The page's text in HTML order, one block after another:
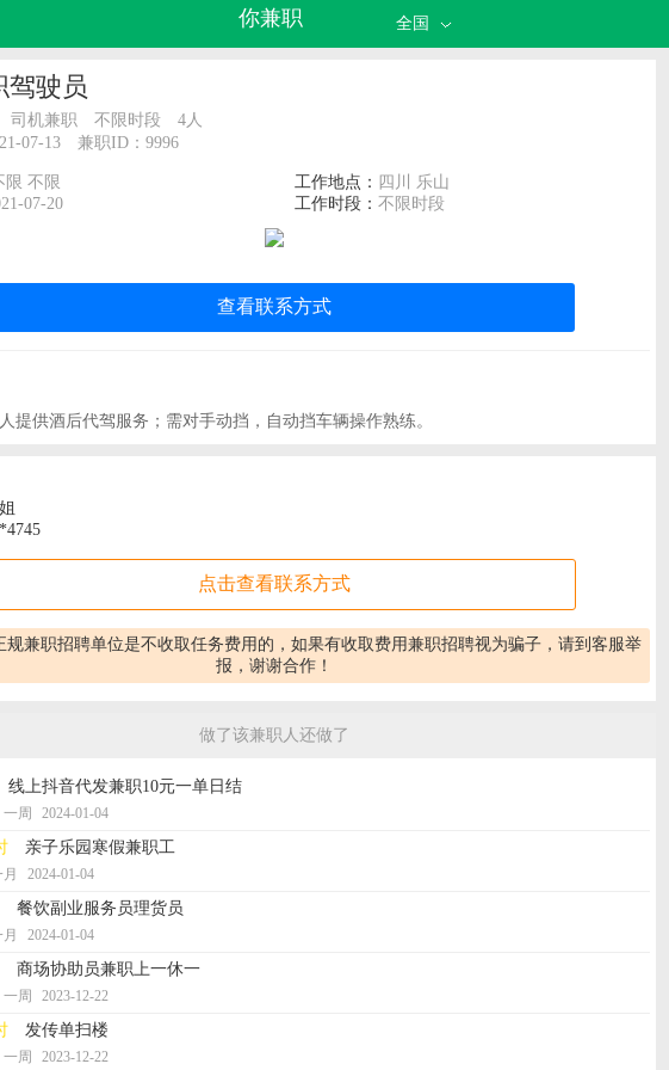
你兼职 全国
驾驶员
司机兼职 不限时段
4人
07-13
兼职ID：9996
限 不限 工作地点： 四川 乐山
07-20 工作时段：不限时段
查看联系方式
提供酒后代驾服务；需对手动挡，自动挡‌‌车辆操作熟练。
点击查看联系方式
规兼职招聘单位是不收取任务费用的，如果有收取费用兼职招聘视为骗子，请到客服举
报，谢谢合作！
做了该兼职人还做了
线上抖音代发兼职10元一单日结
一周 2024-01-04
亲子乐园寒假兼职工
2024-01-04
餐饮副业服务员理货员
2024-01-04
商场协助员兼职上一休一
一周 2023-12-22
发传单扫楼
一周 2023-12-22